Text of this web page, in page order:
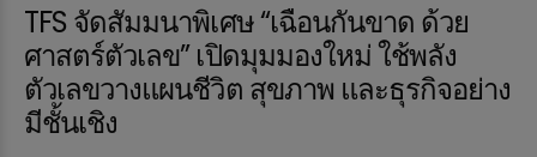
TFS จัดสัมมนาพิเศษ “เฉือนกันขาด ด้วย
ศาสตร์ตัวเลข” เปิดมุมมองใหม่ ใช้พลัง
ตัวเลขวางแผนชีวิต สุขภาพ และธุรกิจอย่าง
มีชั้นเชิง